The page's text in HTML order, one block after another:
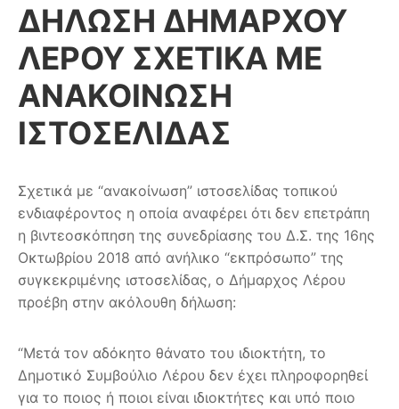
ΔΗΛΩΣΗ ΔΗΜΑΡΧΟΥ
ΛΕΡΟΥ ΣΧΕΤΙΚΑ ΜΕ
ΑΝΑΚΟΙΝΩΣΗ
ΙΣΤΟΣΕΛΙΔΑΣ
Σχετικά με “ανακοίνωση” ιστοσελίδας τοπικού
ενδιαφέροντος η οποία αναφέρει ότι δεν επετράπη
η βιντεοσκόπηση της συνεδρίασης του Δ.Σ. της 16ης
Οκτωβρίου 2018 από ανήλικο “εκπρόσωπο” της
συγκεκριμένης ιστοσελίδας, ο Δήμαρχος Λέρου
προέβη στην ακόλουθη δήλωση:
“Μετά τον αδόκητο θάνατο του ιδιοκτήτη, το
Δημοτικό Συμβούλιο Λέρου δεν έχει πληροφορηθεί
για το ποιος ή ποιοι είναι ιδιοκτήτες και υπό ποιο